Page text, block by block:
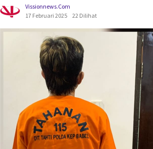
Vissionnews.com
17 Februari 2025
22 Dilihat